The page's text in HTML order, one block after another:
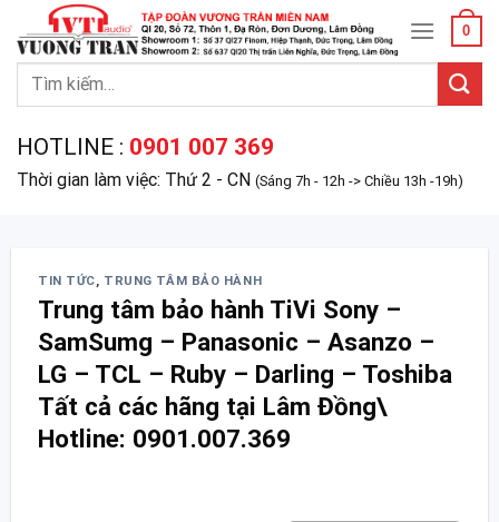
content
0
Tìm
HOTLINE : 0901 007 369
Thời gian làm việc: Thứ 2 - CN (Sáng 7h - 12h -> Chiều 13h -19h)
TIN TỨC, TRUNG TÂM BẢO HÀNH
Trung tâm bảo hành TiVi Sony –
SamSumg – Panasonic – Asanzo –
LG – TCL – Ruby – Darling – Toshiba
Tất cả các hãng tại Lâm Đồng\
Hotline: 0901.007.369